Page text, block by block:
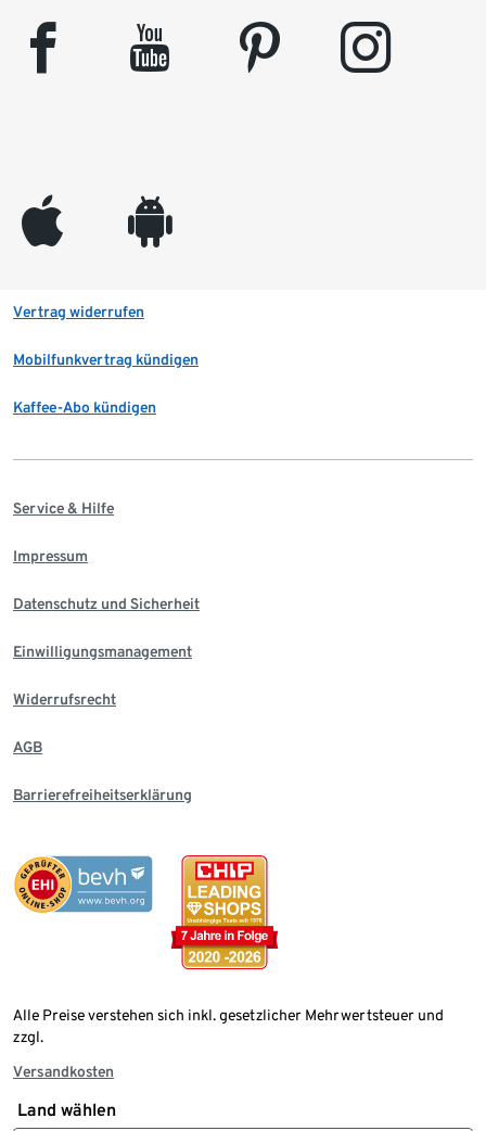
facebook youtube pinterest instagram
appleinc android
Vertrag widerrufen
Mobilfunkvertrag kündigen
Kaffee-Abo kündigen
Service & Hilfe
Impressum
Datenschutz und Sicherheit
Einwilligungsmanagement
Widerrufsrecht
AGB
Barrierefreiheitserklärung
Alle Preise verstehen sich inkl. gesetzlicher Mehrwertsteuer und
zzgl.
Versandkosten
Land wählen